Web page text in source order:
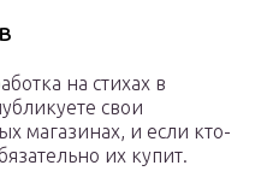
на стихах в
свои
магазинах, и если кто-
их купит.